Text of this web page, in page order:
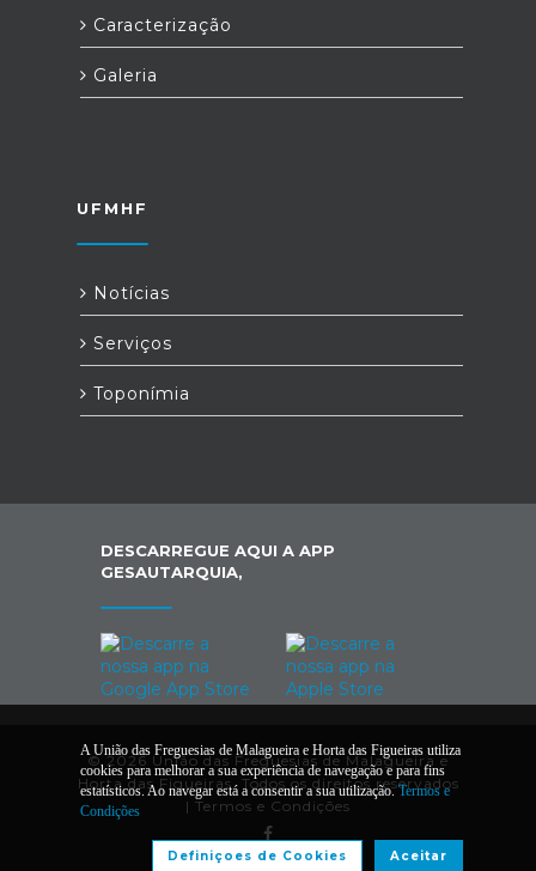
Caracterização
Galeria
UFMHF
Notícias
Serviços
Toponímia
DESCARREGUE AQUI A APP
GESAUTARQUIA,
© 2026 União das Freguesias de Malagueira e
Horta das Figueiras. Todos os direitos reservados
| Termos e Condições
A União das Freguesias de Malagueira e Horta das Figueiras utiliza
cookies para melhorar a sua experiência de navegação e para fins
estatísticos. Ao navegar está a consentir a sua utilização.Termos e
Condições
Aceitar
Definiçoes de Cookies